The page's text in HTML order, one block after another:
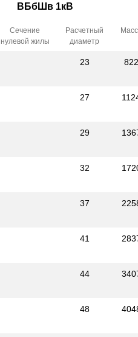
ВБбШв 1кВ
Сечение
нулевой жилы
Расчетный
диаметр
23 822
27
29
32
37
41
44
48